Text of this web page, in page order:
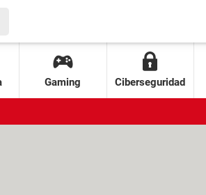
Gaming Ciberseguridad